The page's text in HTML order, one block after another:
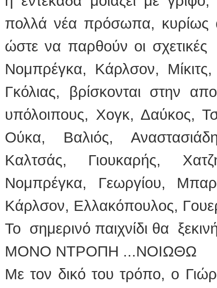
πολλά νέα πρόσωπα,
ώστε να παρθούν οι
Νομπρέγκα, Κάρλσον,
Γκόλιας, βρίσκονται στην
υπόλοιπους, Χογκ, Δαύκος,
Ούκα, Βαλιός,
Καλτσάς, Γιουκαρής,
Νομπρέγκα, Γεωργίου,
Κάρλσον, Ελλακόπουλος,
Το σημερινό παιχνίδι θα
ΜΟΝΟ ΝΤΡΟΠΗ ...ΝΟΙΩΘΩ
Με τον δικό του τρόπο, ο